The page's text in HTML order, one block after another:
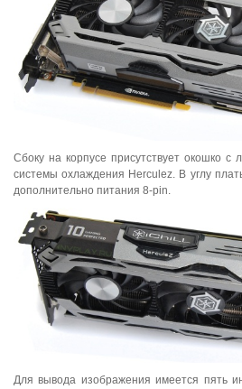
Сбоку на корпусе присутствует окошко с
системы охлаждения Herculez. В углу
дополнительно питания 8-pin.
Для вывода изображения имеется пять